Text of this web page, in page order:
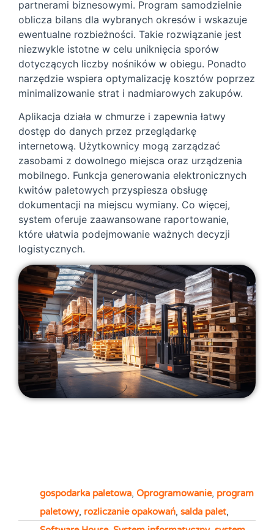
partnerami biznesowymi. Program samodzielnie
oblicza bilans dla wybranych okresów i wskazuje
ewentualne rozbieżności. Takie rozwiązanie jest
niezwykle istotne w celu uniknięcia sporów
dotyczących liczby nośników w obiegu. Ponadto
narzędzie wspiera optymalizację kosztów poprzez
minimalizowanie strat i nadmiarowych zakupów.
Aplikacja działa w chmurze i zapewnia łatwy
dostęp do danych przez przeglądarkę
internetową. Użytkownicy mogą zarządzać
zasobami z dowolnego miejsca oraz urządzenia
mobilnego. Funkcja generowania elektronicznych
kwitów paletowych przyspiesza obsługę
dokumentacji na miejscu wymiany. Co więcej,
system oferuje zaawansowane raportowanie,
które ułatwia podejmowanie ważnych decyzji
logistycznych.
gospodarka paletowa, Oprogramowanie, program
paletowy, rozliczanie opakowań, salda palet,